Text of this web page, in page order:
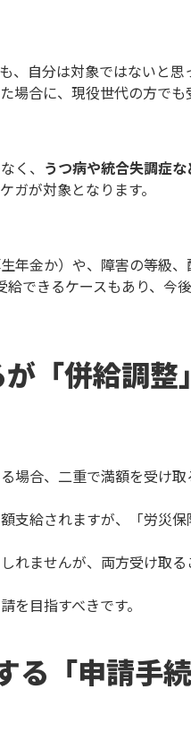
、自分は対象ではないと
合に、現役世代の方でも
く、 うつ病や統合失調症
ガが対象となります。
年金か）や、障害の等級
できるケースもあり、今
「併給調整
場合、二重で満額を受け
支給されますが、「労災
れませんが、両方受け取
を目指すべきです。
る「申請手